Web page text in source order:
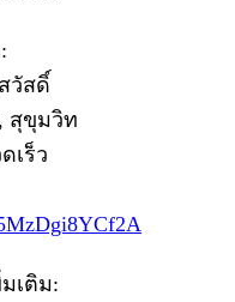
วัสดิ์
สุขุมวิท
เร็ว
เติม: